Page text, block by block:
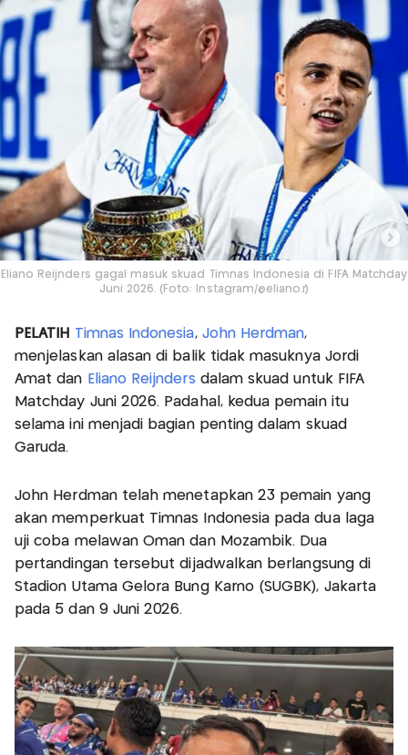
Eliano Reijnders gagal masuk skuad Timnas Indonesia di FIFA Matchday
Juni 2026. (Foto: Instagram/@eliano.r)
PELATIH Timnas Indonesia,John Herdman,
menjelaskan alasan di balik tidak masuknya Jordi
Amat dan Eliano Reijndersdalam skuad untuk FIFA
Matchday Juni 2026. Padahal, kedua pemain itu
selama ini menjadi bagian penting dalam skuad
Garuda.
John Herdman telah menetapkan 23 pemain yang
akan memperkuat Timnas Indonesia pada dua laga
uji coba melawan Oman dan Mozambik. Dua
pertandingan tersebut dijadwalkan berlangsung di
Stadion Utama Gelora Bung Karno (SUGBK), Jakarta
pada 5 dan 9 Juni 2026.